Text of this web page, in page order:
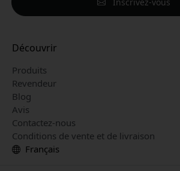
Inscrivez-vous
Découvrir
Produits
Revendeur
Blog
Avis
Contactez-nous
Conditions de vente et de livraison
Français